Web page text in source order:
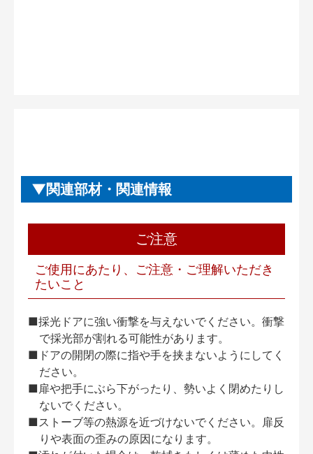
関連部材・関連情報
ご注意
ご使用にあたり、ご注意・ご理解いただき
たいこと
■採光ドアに強い衝撃を与えないでください。衝撃
で採光部が割れる可能性があります。
■ドアの開閉の際に指や手を挟まないようにしてく
ださい。
■扉や把手にぶら下がったり、勢いよく閉めたりし
ないでください。
■ストーブ等の熱源を近づけないでください。扉反
りや表面の歪みの原因になります。